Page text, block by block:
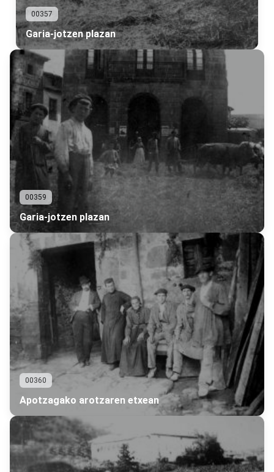
00357
Garia-jotzen plazan
00359
Garia-jotzen plazan
00360
Apotzagako arotzaren etxean